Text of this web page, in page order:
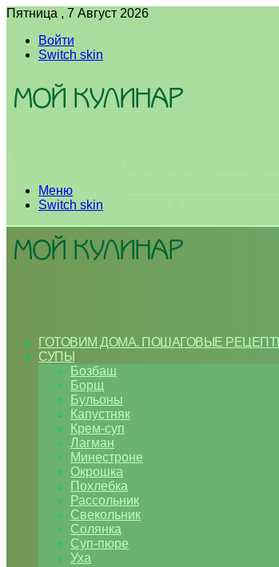
Пятница , 7 Август 2026
Войти
Switch skin
Меню
Switch skin
ГОТОВИМ ДОМА. ПОШАГОВЫЕ
СУПЫ
Бозбаш
Борщ
Бульоны
Капустняк
Крем-суп
Лагман
Минестроне
Окрошка
Похлебка
Рассольник
Свекольник
Солянка
Суп-пюре
Уха